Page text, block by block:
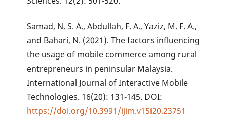
Samad, N. S. A., Abdullah, F. A., Yaziz, M. F. A.,
and Bahari, N. (2021). The factors influencing
the usage of mobile commerce among rural
entrepreneurs in peninsular Malaysia.
International Journal of Interactive Mobile
Technologies. 16(20): 131-145. DOI:
https://doi.org/10.3991/ijim.v15i20.23751